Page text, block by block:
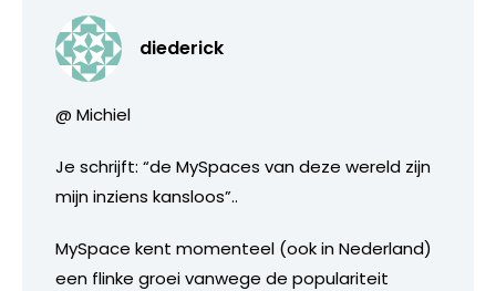
diederick
@ Michiel
Je schrijft: “de MySpaces van deze wereld zijn
mijn inziens kansloos”..
MySpace kent momenteel (ook in Nederland)
een flinke groei vanwege de populariteit